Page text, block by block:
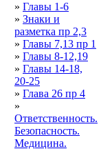
» Главы 1-6
» Знаки и
разметка пр 2,3
» Главы 7,13 пр 1
» Главы 8-12,19
» Главы 14-18,
20-25
» Глава 26 пр 4
»
Ответственность.
Безопасность.
Медицина.